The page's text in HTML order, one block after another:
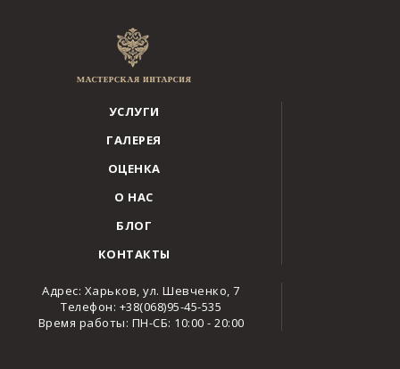
УСЛУГИ
ГАЛЕРЕЯ
ОЦЕНКА
О НАС
БЛОГ
КОНТАКТЫ
Адрес: Харьков, ул. Шевченко, 7
Телефон: +38(068)95-45-535
Время работы: ПН-СБ: 10:00 - 20:00